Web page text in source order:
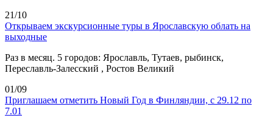
21/10
Открываем экскурсионные туры в Ярославскую облать на
выходные
Раз в месяц. 5 городов: Ярославль, Тутаев, рыбинск,
Переславль-Залесский , Ростов Великий
01/09
Приглашаем отметить Новый Год в Финляндии, с 29.12 по
7.01